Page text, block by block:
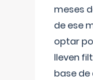
meses
de ese
optar
lleven
base de